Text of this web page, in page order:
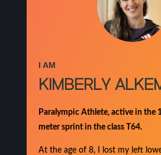
I AM
KIMBERLY
Paralympic Athlete, active in the
meter sprint in the class T64.
At the age of 8, I lost my left